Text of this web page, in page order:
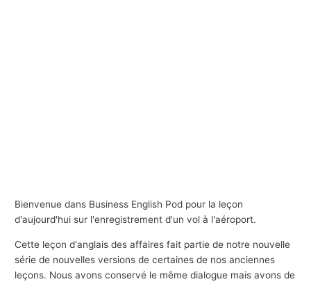
Bienvenue dans Business English Pod pour la leçon
d'aujourd'hui sur l'enregistrement d'un vol à l'aéroport.
Cette leçon d'anglais des affaires fait partie de notre nouvelle
série de nouvelles versions de certaines de nos anciennes
leçons. Nous avons conservé le même dialogue mais avons de